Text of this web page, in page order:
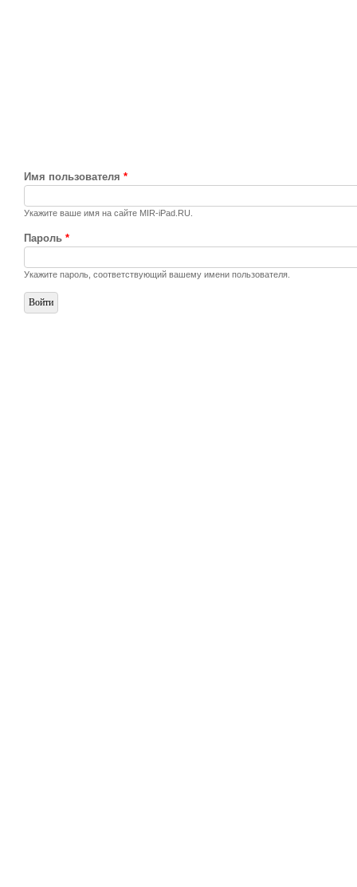
Имя пользователя *
Укажите ваше имя на сайте MIR-iPad.RU.
Пароль *
Укажите пароль, соответствующий вашему имени пользователя.